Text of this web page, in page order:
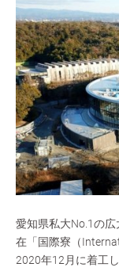
愛知県私大No.1の
在「国際寮（
2020年12月に着工